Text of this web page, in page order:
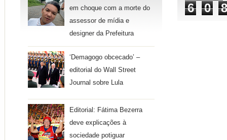
em choque com a morte do
assessor de mídia e
designer da Prefeitura
‘Demagogo obcecado’ –
editorial do Wall Street
Journal sobre Lula
Editorial: Fátima Bezerra
deve explicações à
sociedade potiguar
6 0 8